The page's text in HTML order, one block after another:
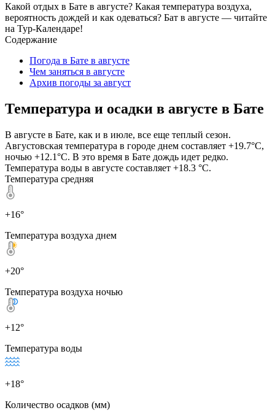
Какой отдых в Бате в августе? Какая температура воздуха,
вероятность дождей и как одеваться? Бат в августе — читайте
на Тур-Календаре!
Содержание
Погода в Бате в августе
Чем заняться в августе
Архив погоды за август
Температура и осадки в августе в Бате
В августе в Бате, как и в июле, все еще теплый сезон.
Августовская температура в городе днем составляет +19.7°C,
ночью +12.1°C. В это время в Бате дождь идет редко.
Температура воды в августе составляет +18.3 °C.
Температура средняя
+16°
Температура воздуха днем
+20°
Температура воздуха ночью
+12°
Температура воды
+18°
Количество осадков (мм)